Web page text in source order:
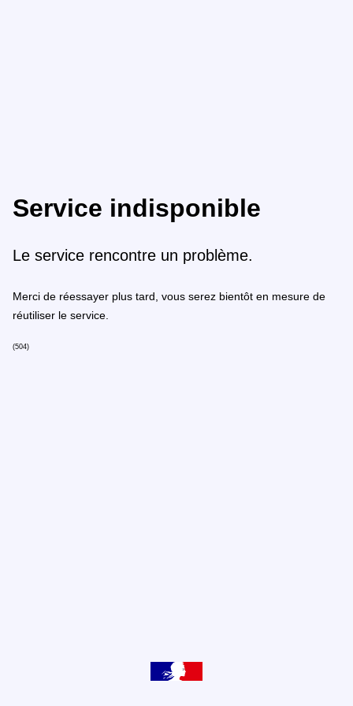
Service indisponible
Le service rencontre un problème.
Merci de réessayer plus tard, vous serez bientôt en mesure de
réutiliser le service.
(504)